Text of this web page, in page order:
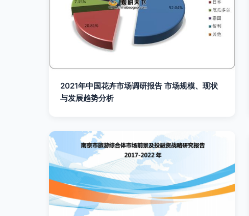
2021年中国花卉市场调研报告 市场规模、现状
与发展趋势分析